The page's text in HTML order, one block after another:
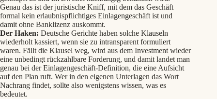
Genau das ist der juristische Kniff, mit dem das Geschäft
formal kein erlaubnispflichtiges Einlagengeschäft ist und
damit ohne Banklizenz auskommt.
Der Haken: Deutsche Gerichte haben solche Klauseln
wiederholt kassiert, wenn sie zu intransparent formuliert
waren. Fällt die Klausel weg, wird aus dem Investment wieder
eine unbedingt rückzahlbare Forderung, und damit landet man
genau bei der Einlagengeschäft-Definition, die eine Aufsicht
auf den Plan ruft. Wer in den eigenen Unterlagen das Wort
Nachrang findet, sollte also wenigstens wissen, was es
bedeutet.